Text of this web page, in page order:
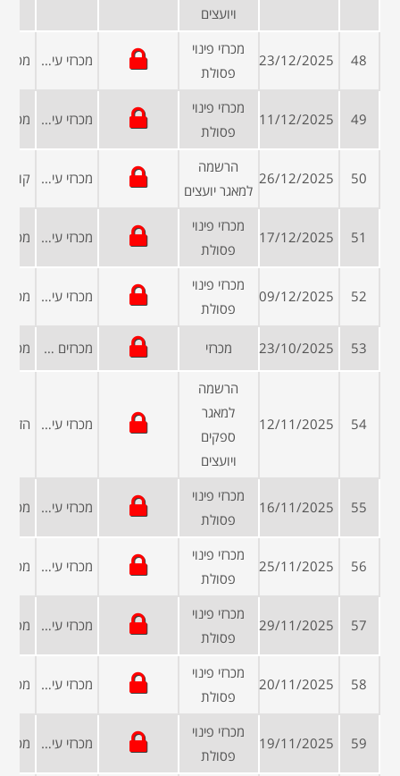
ויועצים
48
23/12/2025
מכרזי פינוי
פסולת
מכרזי עיריות ומועצות
49
11/12/2025
מכרזי פינוי
פסולת
מכרזי עיריות ומועצות
50
26/12/2025
הרשמה
למאגר יועצים
מכרזי עיריות ומועצות
51
17/12/2025
מכרזי פינוי
פסולת
מכרזי עיריות ומועצות
52
09/12/2025
מכרזי פינוי
פסולת
מכרזי עיריות ומועצות
53
23/10/2025 מכרזי מכרזים פומביים
54
12/11/2025
הרשמה
למאגר
ספקים
ויועצים
מכרזי עיריות ומועצות
55
16/11/2025
מכרזי פינוי
פסולת
מכרזי עיריות ומועצות
56
25/11/2025
מכרזי פינוי
פסולת
מכרזי עיריות ומועצות
57
29/11/2025
מכרזי פינוי
פסולת
מכרזי עיריות ומועצות
58
20/11/2025
מכרזי פינוי
פסולת
מכרזי עיריות ומועצות
59
19/11/2025
מכרזי פינוי
פסולת
מכרזי עיריות ומועצות